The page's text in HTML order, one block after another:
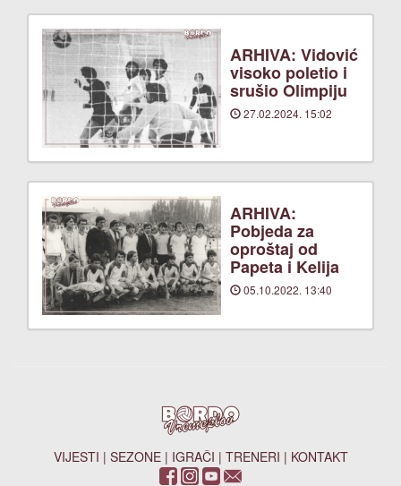
ARHIVA: Vidović
visoko poletio i
srušio Olimpiju
27.02.2024. 15:02
ARHIVA:
Pobjeda za
oproštaj od
Papeta i Kelija
05.10.2022. 13:40
VIJESTI | SEZONE| IGRAČI | TRENERI | KONTAKT